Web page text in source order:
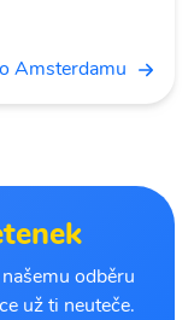
Amsterdamu
odběru
už ti neuteče.